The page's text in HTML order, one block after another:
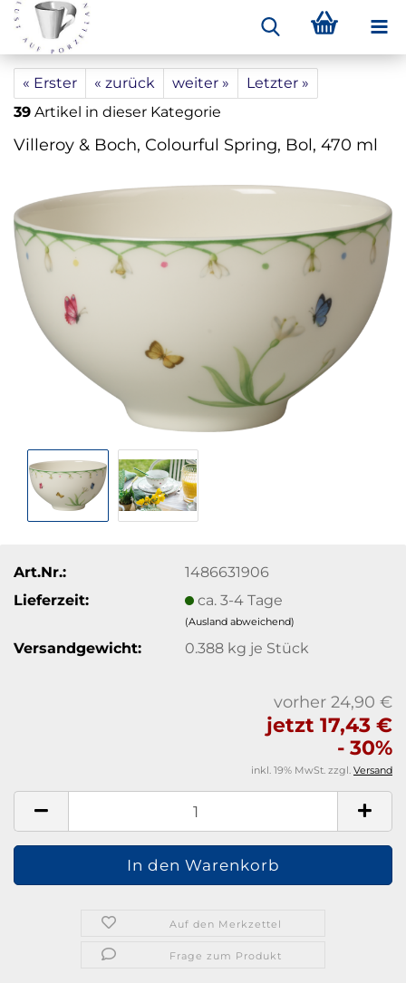
« Erster « zurück weiter »
Letzter »
39 Artikel in dieser Kategorie
Villeroy & Boch, Colourful Spring, Bol, 470 ml
Art.Nr.:
1486631906
Lieferzeit:
ca. 3-4 Tage
(Ausland abweichend)
Versandgewicht: 0.388 kg je Stück
vorher 24,90 €
jetzt 17,43 €
- 30%
inkl. 19% MwSt. zzgl. Versand
Auf den Merkzettel
Frage zum Produkt